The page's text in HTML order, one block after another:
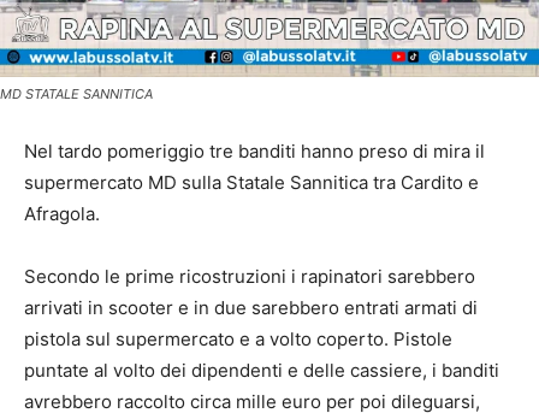
MD STATALE SANNITICA
Nel tardo pomeriggio tre banditi hanno preso di mira il
supermercato MD sulla Statale Sannitica tra Cardito e
Afragola.
Secondo le prime ricostruzioni i rapinatori sarebbero
arrivati in scooter e in due sarebbero entrati armati di
pistola sul supermercato e a volto coperto. Pistole
puntate al volto dei dipendenti e delle cassiere, i banditi
avrebbero raccolto circa mille euro per poi dileguarsi,